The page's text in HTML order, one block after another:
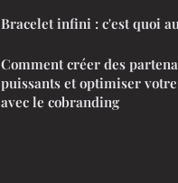
Bracelet infini : c'est quoi
Comment créer des
puissants et optimiser
avec le cobranding